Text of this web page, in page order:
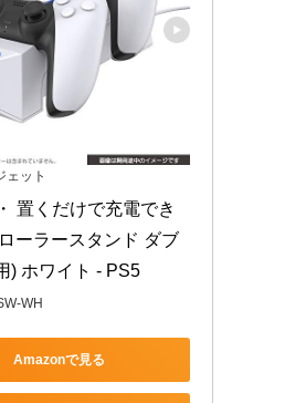
ェット
置くだけで充電でき
ーラースタンド ダブ
) ホワイト - PS5
WH
Amazonで見る